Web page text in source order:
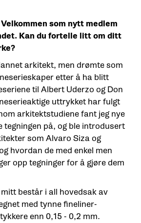
som nytt medlem
Kan du fortelle litt om ditt
arkitekt, men drømte som
etter å ha blitt
til Albert Uderzo og Don
uttrykket har fulgt
arkitektstudiene fant jeg nye
tegningen på, og ble introdusert
som Alvaro Siza og
hvordan de med enkel men
opp tegninger for å gjøre dem
består i all hovedsak av
med tynne fineliner-
enn 0,15 - 0,2 mm.